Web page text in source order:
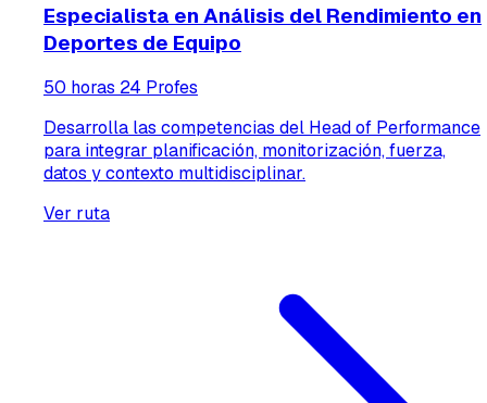
Especialista en Análisis del Rendimiento en
Deportes de Equipo
50 horas 24 Profes
Desarrolla las competencias del Head of Performance
para integrar planificación, monitorización, fuerza,
datos y contexto multidisciplinar.
Ver ruta